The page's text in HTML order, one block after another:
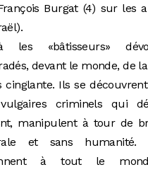
Burgat (4) sur les
les «bâtisseurs»
devant le monde, de
cinglante. Ils se
criminels qui
manipulent à tour de
et sans humanité.
à tout le